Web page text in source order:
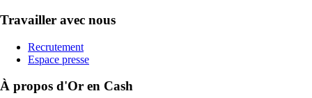
Travailler avec nous
Recrutement
Espace presse
À propos d'Or en Cash